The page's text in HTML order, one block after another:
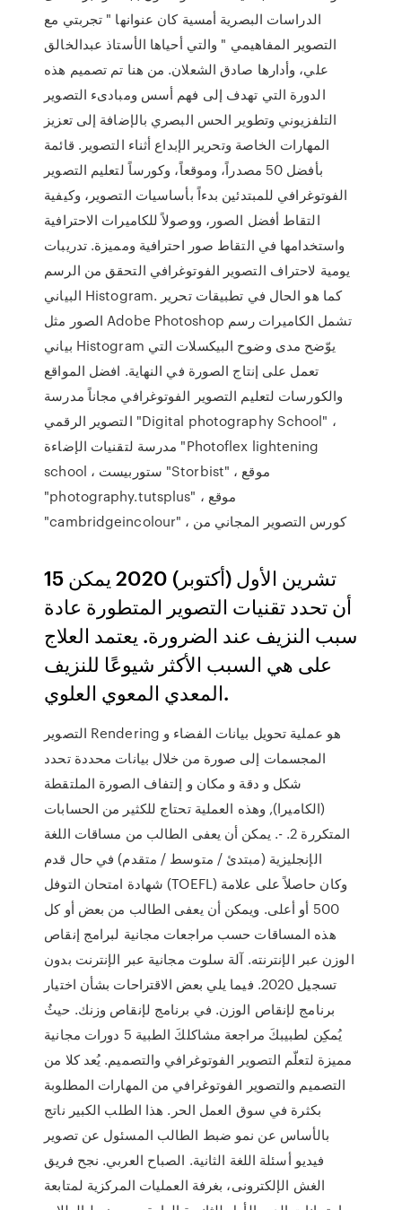
الدراسات البصرية أمسية كان عنوانها " تجربتي مع
التصوير المفاهيمي " والتي أحياها الأستاذ عبدالخالق
علي، وأدارها صادق الشعلان. من هنا تم تصميم هذه
الدورة التي تهدف إلى فهم أسس ومبادىء التصوير
التلفزيوني وتطوير الحس البصري بالإضافة إلى تعزيز
المهارات الخاصة وتحرير الإبداع أثناء التصوير. قائمة
بأفضل 50 مصدراً، وموقعاً، وكورساً لتعليم التصوير
الفوتوغرافي للمبتدئين بدءاً بأساسيات التصوير، وكيفية
التقاط أفضل الصور، ووصولاً للكاميرات الاحترافية
واستخدامها في التقاط صور احترافية ومميزة. تدريبات
يومية لاحتراف التصوير الفوتوغرافي التحقق من الرسم
البياني Histogram. كما هو الحال في تطبيقات تحرير
الصور مثل Adobe Photoshop تشمل الكاميرات رسم
بياني Histogram يوّضح مدى وضوح البيكسلات التي
تعمل على إنتاج الصورة في النهاية. افضل المواقع
والكورسات لتعليم التصوير الفوتوغرافي مجاناً مدرسة
التصوير الرقمي "Digital photography School" ،
مدرسة لتقنيات الإضاءة "Photoflex lightening
school ، ستوربيست "Storbist" ، موقع
"photography.tutsplus" ، موقع
"cambridgeincolour" ، كورس التصوير المجاني من
15 تشرين الأول (أكتوبر) 2020 يمكن
أن تحدد تقنيات التصوير المتطورة عادة
سبب النزيف عند الضرورة. يعتمد العلاج
على هي السبب الأكثر شيوعًا للنزيف
المعدي المعوي العلوي.
التصوير Rendering هو عملية تحويل بيانات الفضاء و
المجسمات إلى صورة من خلال بيانات محددة تحدد
شكل و دقة و مكان و إلتفاف الصورة الملتقطة
(الكاميرا), وهذه العملية تحتاج للكثير من الحسابات
المتكررة 2. -. يمكن أن يعفى الطالب من مساقات اللغة
الإنجليزية (مبتدئ / متوسط / متقدم) في حال قدم
شهادة امتحان التوفل (TOEFL) وكان حاصلاً على علامة
500 أو أعلى. ويمكن أن يعفى الطالب من بعض أو كل
هذه المساقات حسب مراجعات مجانية لبرامج إنقاص
الوزن عبر الإنترنته. آلة سلوت مجانية عبر الإنترنت بدون
تسجيل 2020. فيما يلي بعض الاقتراحات بشأن اختيار
برنامج لإنقاص الوزن. في برنامج لإنقاص وزنك. حيثُ
يُمكِن لطبيبكَ مراجعة مشاكلكَ الطبية 5 دورات مجانية
مميزة لتعلّم التصوير الفوتوغرافي والتصميم. يُعد كلا من
التصميم والتصوير الفوتوغرافي من المهارات المطلوبة
بكثرة في سوق العمل الحر. هذا الطلب الكبير ناتج
بالأساس عن نمو ضبط الطالب المسئول عن تصوير
فيديو أسئلة اللغة الثانية. الصباح العربي. نجح فريق
الغش الإلكترونى، بغرفة العمليات المركزية لمتابعة